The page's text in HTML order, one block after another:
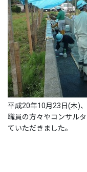
平成20年10月23日(木)
職員の方々やコンサル
ていただきました。